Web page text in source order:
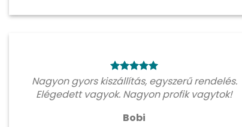
Nagyon gyors kiszállítás, egyszerű rendelés.
Elégedett vagyok. Nagyon profik vagytok!
Bobi